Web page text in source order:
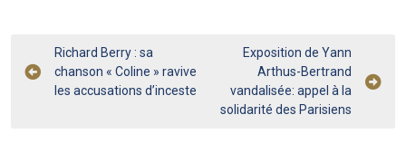
Navigation
de
Richard Berry : sa
chanson « Coline » ravive
les accusations d’inceste
Exposition de Yann
Arthus-Bertrand
vandalisée: appel à la
solidarité des Parisiens